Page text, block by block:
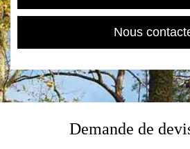
Nous
Demande de